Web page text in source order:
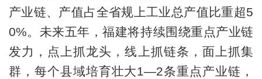
产业链、产值占全省规上工业总产值比重超5
0%。未来五年，福建将持续围绕重点产业链
发力，点上抓龙头，线上抓链条，面上抓集
群，每个县域培育壮大1—2条重点产业链，